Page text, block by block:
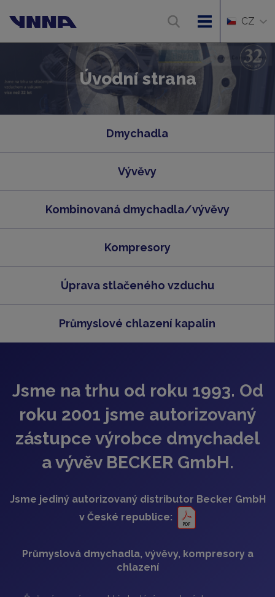
CZ
Úvodní strana
Dmychadla
Vývěvy
Kombinovaná dmychadla/vývěvy
Kompresory
Úprava stlačeného vzduchu
Průmyslové chlazení kapalin
Jsme na trhu od roku 1993. Od
roku 2001 jsme autorizovaný
zástupce výrobce dmychadel
a vývěv BECKER GmbH.
Jsme jediný autorizovaný distributor Becker GmbH
v České republice:
Průmyslová dmychadla, vývěvy, kompresory a
chlazení